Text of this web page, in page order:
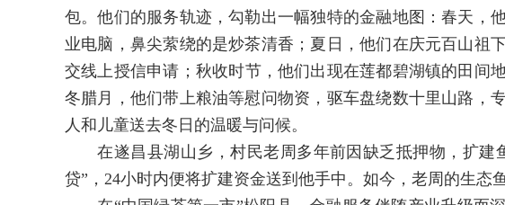
包。他们的服务轨迹，勾勒出一幅独特的金融地图：春天，
业电脑，鼻尖萦绕的是炒茶清香；夏日，他们在庆元百山祖
交线上授信申请；秋收时节，他们出现在莲都碧湖镇的田间
冬腊月，他们带上粮油等慰问物资，驱车盘绕数十里山路，
人和儿童送去冬日的温暖与问候。
在遂昌县湖山乡，村民老周多年前因缺乏抵押物，扩建
贷”，24小时内便将扩建资金送到他手中。如今，老周的生态